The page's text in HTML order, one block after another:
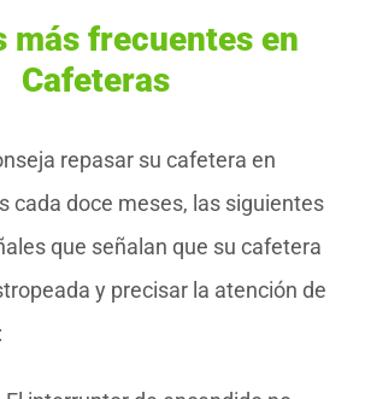
más frecuentes en
Cafeteras
repasar su cafetera en
cada doce meses, las siguientes
que señalan que su cafetera
y precisar la atención de